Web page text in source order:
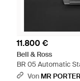
11.800 €
Bell & Ross
BR 05 Automatic
Diamond Watch -
Von MR PORTER